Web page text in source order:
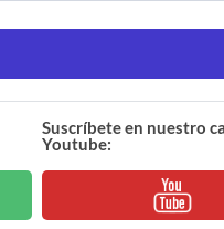
Suscríbete en nuestro
Youtube: